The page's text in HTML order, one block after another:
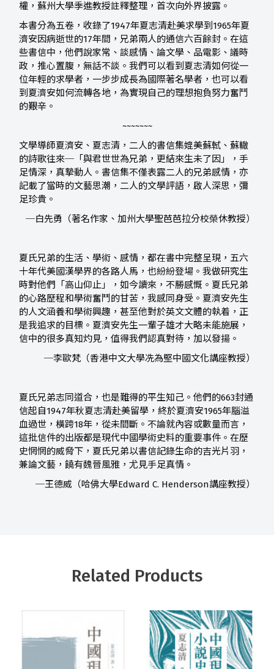
權，蘇州大學季進教授註釋整理，首次向外界披露。
本書分為五卷，收錄了1947年夏志清赴美求學到1965年夏
濟安因病逝世的17年間，兄弟兩人的通信六百餘封。在這
些書信中，他們說家常、談感情、論文學、品電影、議時
政，推心置腹，無話不談。我們可以看到夏志清如何從一
位年輕的求學者，一步步成長為國際著名學者，也可以看
到夏濟安如何流轉各地，為實現自己的理想抱負努力奮鬥
的艱辛。
~~~~~~~
文學導師夏濟安、夏志清，二人的書信集媲美蘇軾、蘇轍
的詩歌往來─「與君世世為兄弟，更結來生未了因」，手
足情深，真摯動人。書信集不僅表露二人的兄弟感情，亦
記載了當時的文藝思潮，二人的文學評語，啟人深思，彌
足珍貴。
─白先勇（著名作家、加州大學聖芭芭拉分校榮休教授）
夏氏兄弟的生活、學術、感情，都在書中完整呈現，五六
十年代美國漢學界的各路人馬，也紛紛登場。我做研究生
時對他們「高山仰止」，如今讀來，不勝感慨。夏氏兄弟
的心路歷程和學術奮鬥的甘苦，我感同身受。夏濟安先生
的人文涵養和學術興趣，甚至他對於英文文體的執着，正
是我追求的目標。夏濟安先生一輩子雄才大略未能施展，
信中的很多真知灼見，值得我們認真對待，加以發揚。
─李歐梵（香港中文大學冼為堅中國文化講座教授）
夏氏兄弟志同道合，也是難得的平生知己。他們的663封通
信起自1947年秋夏志清赴美留學，終於夏濟安1965年腦溢
血過世，橫跨18年，從未間斷。不論就內容或數量而言，
這批信件的出版都是現代中國學術史料的重要事件。在歷
史惘惘的威脅下，夏氏兄弟以書信記錄生命的吉光片羽，
兼論文藝，饒有魏晉風雅，尤見手足真情。
─王德威（哈佛大學Edward C. Henderson講座教授）
Related Products